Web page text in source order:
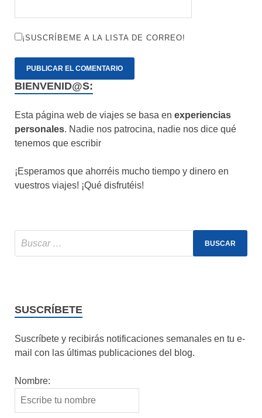
¡SUSCRÍBEME A LA LISTA DE CORREO!
BIENVENID@S:
Esta página web de viajes se basa en experiencias
personales. Nadie nos patrocina, nadie nos dice qué
tenemos que escribir
¡Esperamos que ahorréis mucho tiempo y dinero en
vuestros viajes! ¡Qué disfrutéis!
SUSCRÍBETE
Suscríbete y recibirás notificaciones semanales en tu e-
mail con las últimas publicaciones del blog.
Nombre: